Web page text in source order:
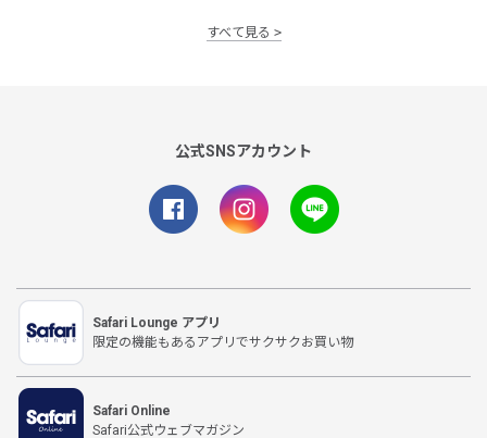
すべて見る
公式SNSアカウント
Safari Lounge アプリ
限定の機能もあるアプリでサクサクお買い物
Safari Online
Safari公式ウェブマガジン